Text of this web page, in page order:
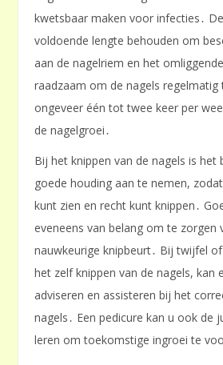
kwetsbaar maken voor infecties․
voldoende lengte behouden om
aan de nagelriem en het
raadzaam om de nagels regelmatig
ongeveer één tot twee keer per
de nagelgroei․
Bij het knippen van de nagels is het
goede houding aan te nemen,
kunt zien en recht kunt knippen․
eveneens van belang om te zorgen
nauwkeurige knipbeurt․ Bij twijfel
het zelf knippen van de nagels, kan
adviseren en assisteren bij het
nagels․ Een pedicure kan u ook de
leren om toekomstige ingroei te